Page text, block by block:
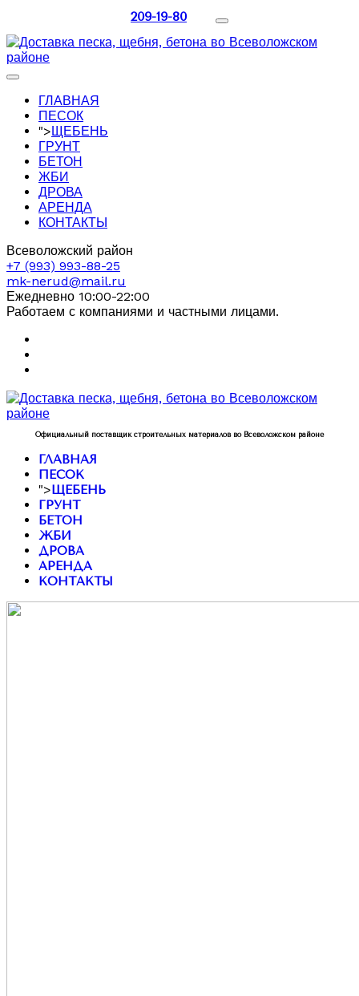
209-19-80
ГЛАВНАЯ
ПЕСОК
">ЩЕБЕНЬ
ГРУНТ
БЕТОН
ЖБИ
ДРОВА
АРЕНДА
КОНТАКТЫ
Всеволожский район
+7 (993) 993-88-25
mk-nerud@mail.ru
Ежедневно 10:00-22:00
Работаем с компаниями и частными лицами.
Официальный поставщик строительных материалов во Всеволожском районе
ГЛАВНАЯ
ПЕСОК
">ЩЕБЕНЬ
ГРУНТ
БЕТОН
ЖБИ
ДРОВА
АРЕНДА
КОНТАКТЫ